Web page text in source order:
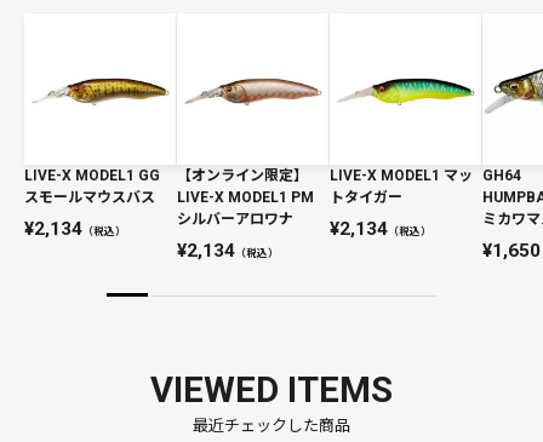
LIVE-X MODEL1 GG
スモールマウスバス
2,134 （税込）
【オンライン限定】
LIVE-X MODEL1 PM
シルバーアロワナ
2,134（税込）
LIVE-X MODEL1 マッ
トタイガー
2,134（税込）
GH64
ミカワマ
1,650
VIEWED ITEMS
最近チェックした商品